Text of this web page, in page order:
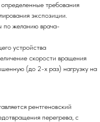
требования
экспозиции.
по желанию врача-
устройства
скорости вращения
(до 2-х раз) нагрузку на
рентгеновский
перегрева, с